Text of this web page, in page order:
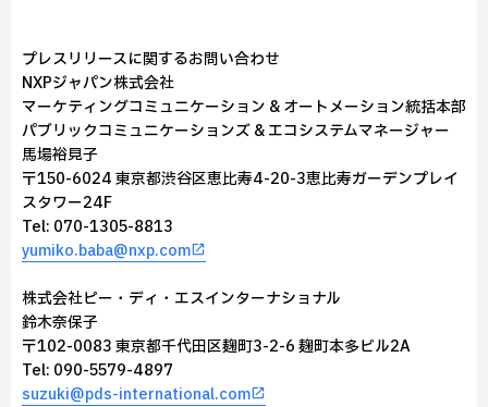
プレスリリースに関するお問い合わせ
NXPジャパン株式会社
マーケティングコミュニケーション & オートメーション統括本部
パブリックコミュニケーションズ & エコシステムマネージャー
馬場裕見子
〒150-6024 東京都渋谷区恵比寿4-20-3恵比寿ガーデンプレイ
スタワー24F
Tel: 070-1305-8813
yumiko.baba@nxp.com
株式会社ピー・ディ・エスインターナショナル
鈴木奈保子
〒102-0083 東京都千代田区麹町3-2-6 麹町本多ビル2A
Tel: 090-5579-4897
suzuki@pds-international.com